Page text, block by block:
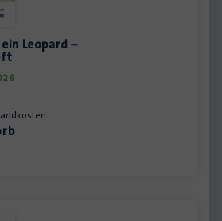
Leopard –